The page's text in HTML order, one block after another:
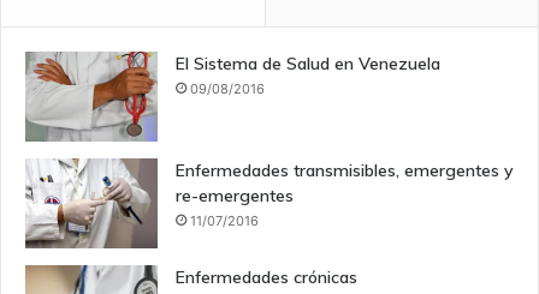
El Sistema de Salud en Venezuela
09/08/2016
Enfermedades transmisibles, emergentes y
re-emergentes
11/07/2016
Enfermedades crónicas